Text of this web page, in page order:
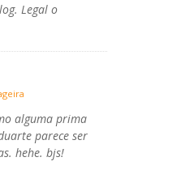
Legal o
alguma prima
parece ser
hehe. bjs!